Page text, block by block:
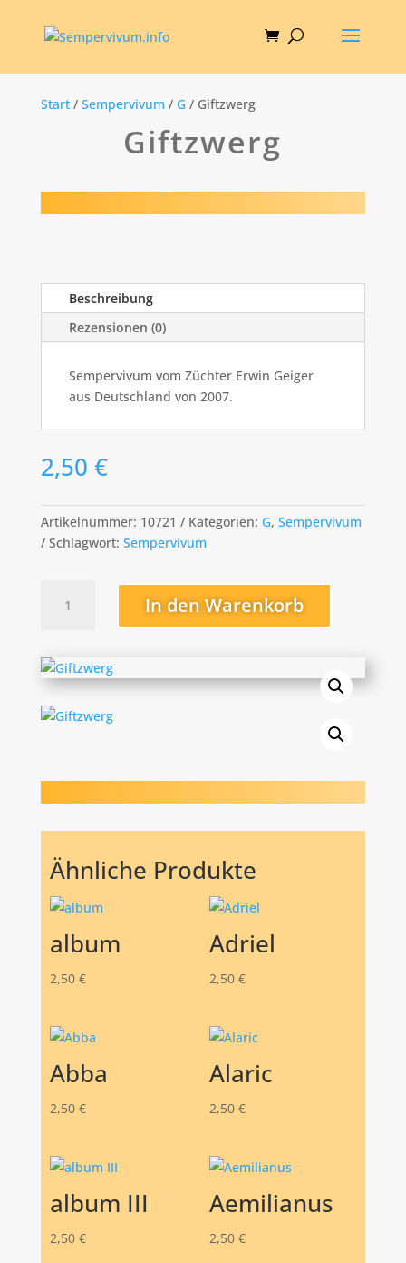
Start/ Sempervivum / G / Giftzwerg
Giftzwerg
Beschreibung
Rezensionen (0)
Sempervivum vom Züchter Erwin Geiger
aus Deutschland von 2007.
2,50 €
Artikelnummer: 10721 Kategorien: G, Sempervivum
Schlagwort: Sempervivum
Menge
In den Warenkorb
Ähnliche Produkte
album
2,50 €
Adriel
2,50 €
Abba
2,50 €
Alaric
2,50 €
album III
2,50 €
Aemilianus
2,50 €